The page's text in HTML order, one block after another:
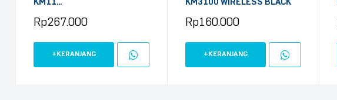
COMBO ARTIC MOUNTAIN
Rp267.000
+KERANJANG
Rp160.000
+KERANJANG